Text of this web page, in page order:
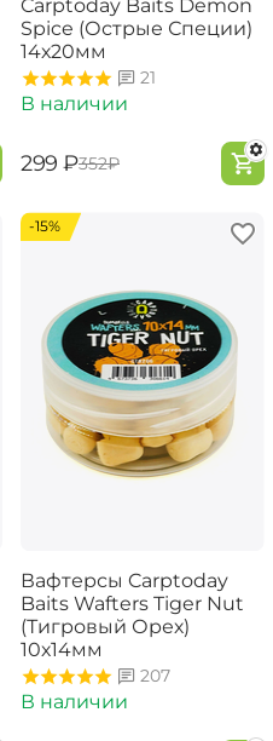
Carptoday Baits Demon
Spice (Острые Специи)
14х20мм
21
В наличии
‍299‍ ₽‍352‍₽
-15%
Вафтерсы Carptoday
Baits Wafters Tiger Nut
(Тигровый Орех)
10х14мм
207
В наличии